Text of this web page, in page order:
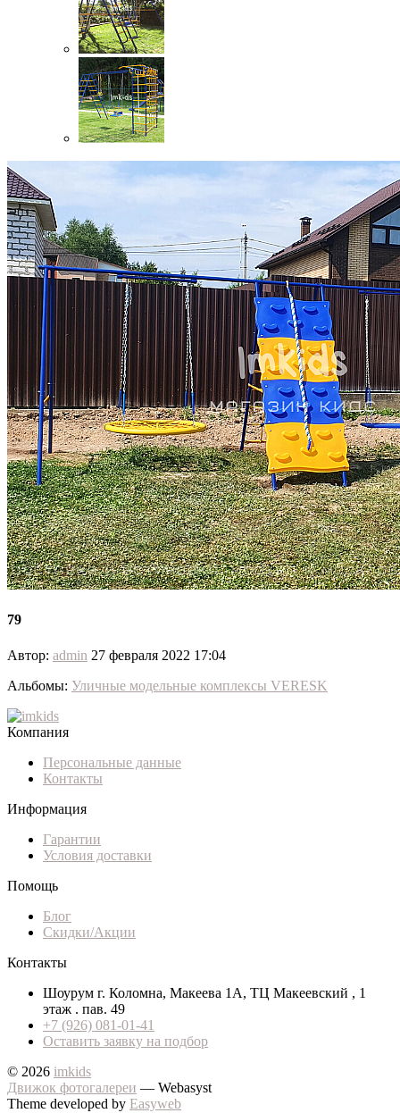
79
Автор: admin 27 февраля 2022 17:04
Альбомы: Уличные модельные комплексы VERESK
Компания
Персональные данные
Контакты
Информация
Гарантии
Условия доставки
Помощь
Блог
Скидки/Акции
Контакты
Шоурум г. Коломна, Макеева 1А, ТЦ Макеевский , 1
этаж . пав. 49
+7 (926) 081-01-41
Оставить заявку на подбор
© 2026 imkids
Движок фотогалереи — Webasyst
Theme developed by Easyweb